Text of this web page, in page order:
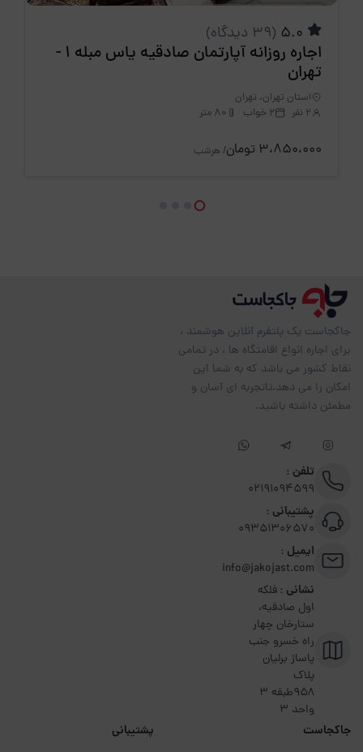
(39 دیدگاه)
اجاره روزانه آپارتمان صادقیه یاس مبله 1 -
تهران
استان تهران، تهران
2 نفر
2 خواب 80 متر
3،850،000 تومان / هرشب
جاکجاست یک پلتفرم آنلاین هوشمند ،
برای اجاره انواع اقامتگاه ها ، در تمامی
نقاط کشور می باشد که به شما این
امکان را می دهد،تاتجربه ای آسان و
مطمئن داشته باشید.
تلفن :
02191094599
پشتیبانی :
09351306570
ایمیل :
info@jakojast.com
نشانی :فلکه
اول صادقیه،
ستارخان چهار
راه خسرو جنب
پاساژ برلیان
پلاک
۹۵۸طبقه 3
واحد 3
جاکجاست پشتیبانی